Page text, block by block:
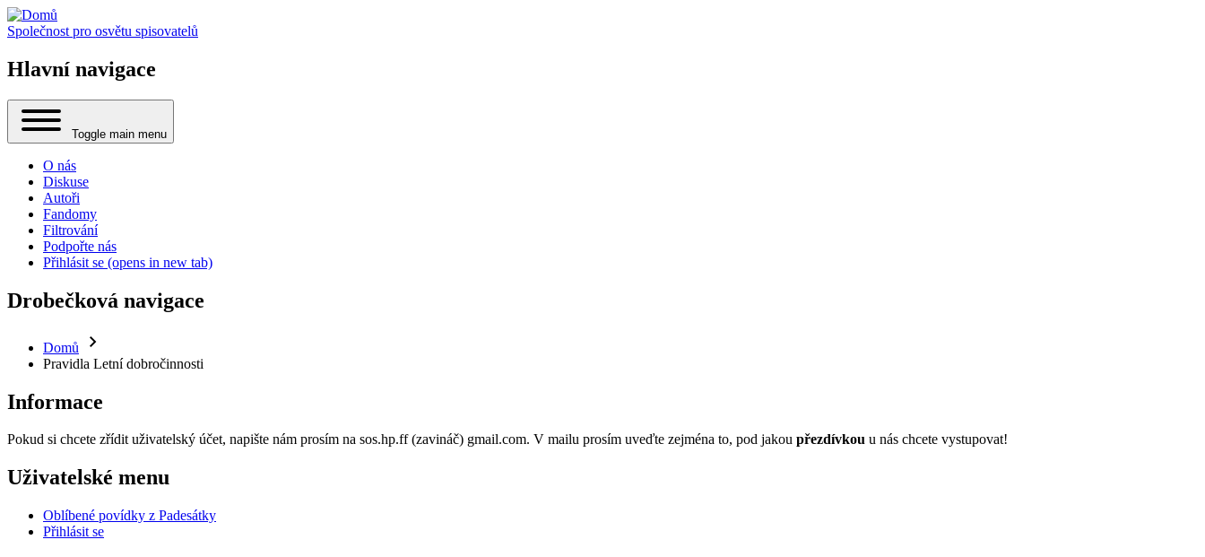
Společnost pro osvětu spisovatelů
Hlavní navigace
Toggle main menu
O nás
Diskuse
Autoři
Fandomy
Filtrování
Podpořte nás
Přihlásit se (opens in new tab)
Drobečková navigace
Domů
Pravidla Letní dobročinnosti
Informace
Pokud si chcete zřídit uživatelský účet, napište nám prosím na sos.hp.ff (zavináč) gmail.com. V mailu prosím uveďte zejména to, pod jakou přezdívkou u nás chcete vystupovat!
Uživatelské menu
Oblíbené povídky z Padesátky
Přihlásit se